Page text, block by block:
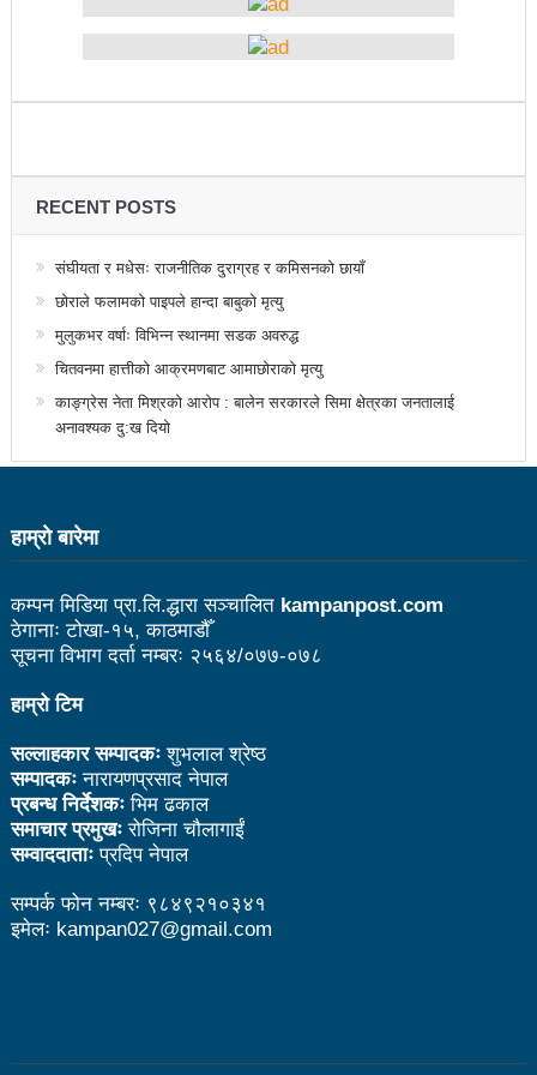
१५ दिनमा ३१ वटा युट्युबलगायतका सामाजिक सञ्जाल
China’s commitment to modernization and deeper
अब सरकारमा जाने होइन, जनतामा जाने र पार्टी सुदृढ गर्नेतिर
ध्यान दिइनेछ : प्रचण्ड
सौर्य एयर दुर्घटनाः ४ जनाको जीवितै उद्दार, १५ जनाको मृत्यु
सौर्य एयर दुर्घटनाः आफ्नै कर्मचारी लिएर पोखरा जाँदै थियो
बागमती सरकारमा माओवादीका शालिकरामका १८ महिनाः यस्तो
भयो काम
कविता – नानाथरी कुरा
चिनियाँ कम्युनिस्ट पार्टीको थर्ड प्लेनम बैठक सुरु
काउन्सिल नै नबोले कसले बोल्ने: अध्यक्ष बस्नेत
सेभेन स्टार टेलिभिजनको सम्पादकमा शर्मा
भारतमा लामखुट्टेबाट सर्ने जिका भाइरसको संक्रमण पुष्टि
RECENT POSTS
संघीयता र मधेसः राजनीतिक दुराग्रह र कमिसनको छायाँ
छोराले फलामको पाइपले हान्दा बाबुको मृत्यु
मुलुकभर वर्षाः विभिन्न स्थानमा सडक अवरुद्ध
चितवनमा हात्तीको आक्रमणबाट आमाछोराको मृत्यु
काङ्ग्रेस नेता मिश्रको आरोप : बालेन सरकारले सिमा क्षेत्रका जनतालाई
अनावश्यक दु:ख दियो
हाम्राे बारेमा
कम्पन मिडिया प्रा.लि.द्धारा सञ्चालित kampanpost.com
ठेगानाः टोखा-१५, काठमाडौँ
सूचना विभाग दर्ता नम्बरः २५६४/०७७-०७८
हाम्रो टिम
सल्लाहकार सम्पादकःशुभलाल श्रेष्ठ
सम्पादकःनारायणप्रसाद नेपाल
प्रबन्ध निर्देशकःभिम ढकाल
समाचार प्रमुखःरोजिना चौलागाईं
सम्वाददाताःप्रदिप नेपाल
सम्पर्क फोन नम्बरः ९८४९२१०३४१
इमेलः kampan027@gmail.com